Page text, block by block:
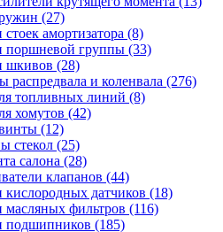
(27)
амортизатора (8)
поршневой группы (33)
шкивов (28)
распредвала и коленвала (276)
топливных линий (8)
хомутов (42)
(12)
стекол (25)
салона (28)
клапанов (44)
датчиков (18)
фильтров (116)
подшипников (185)